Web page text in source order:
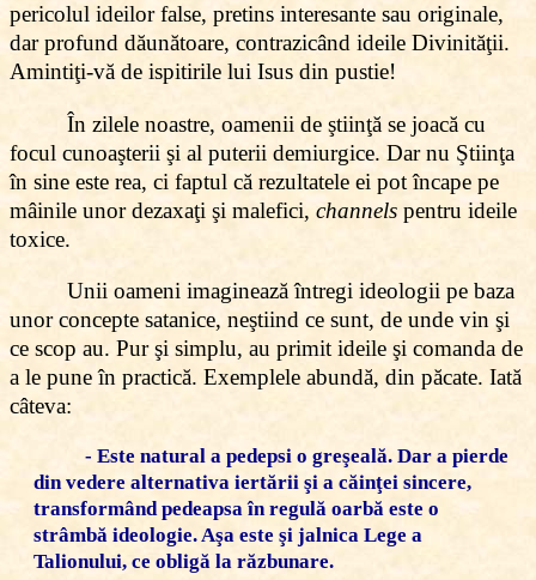
pericolul ideilor false, pretins interesante sau originale,
dar profund dăunătoare, contrazicând ideile Divinităţii.
Amintiţi-vă de ispitirile lui Isus din pustie!
În zilele noastre, oamenii de ştiinţă se joacă cu
focul cunoaşterii şi al puterii demiurgice. Dar nu Ştiinţa
în sine este rea, ci faptul că rezultatele ei pot încape pe
mâinile unor dezaxaţi şi malefici, channels pentru ideile
toxice.
Unii oameni imaginează întregi ideologii pe baza
unor concepte satanice, neştiind ce sunt, de unde vin şi
ce scop au. Pur şi simplu, au primit ideile şi comanda de
a le pune în practică. Exemplele abundă, din păcate. Iată
câteva:
- Este natural a pedepsi o greşeală. Dar a pierde
din vedere alternativa iertării şi a căinţei sincere,
transformând pedeapsa în regulă oarbă este o
strâmbă ideologie. Aşa este şi jalnica Lege a
Talionului, ce obligă la răzbunare.